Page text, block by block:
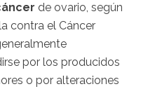
de ovario, según
contra el Cáncer
por los producidos
o por alteraciones